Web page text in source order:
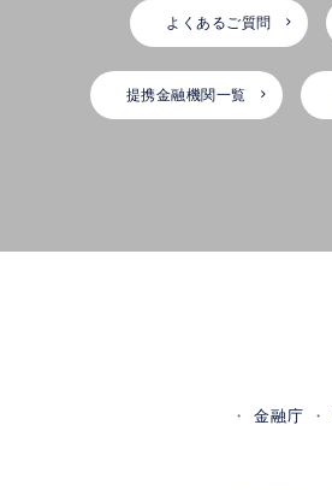
よくあるご質問
提携金融機関一覧
金融庁